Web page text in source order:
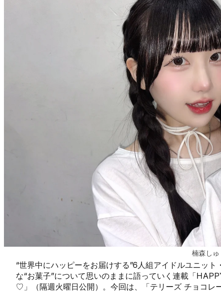
楠森しゅ
“世界中にハッピーをお届けする”6人組アイドルユニッ
な“お菓子”について思いのままに語っていく連載「
♡」（隔週火曜日公開）。今回は、「テリーズ チョコレ